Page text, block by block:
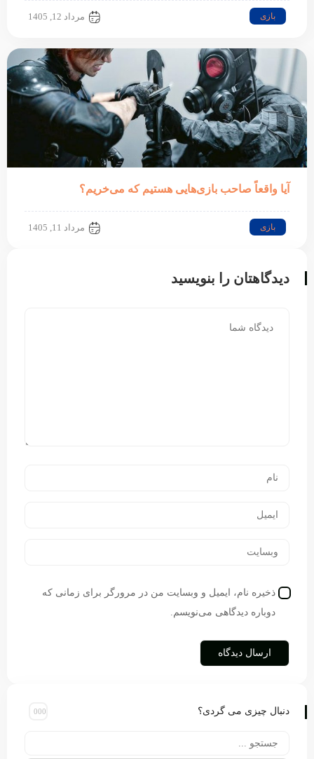
بازی مرداد 12, 1405
آیا واقعاً صاحب بازی‌هایی هستیم که می‌خریم؟
بازی مرداد 11, 1405
دیدگاهتان را بنویسید
ذخیره نام، ایمیل و وبسایت من در مرورگر برای زمانی که
دوباره دیدگاهی می‌نویسم.
دنبال چیزی می گردی؟